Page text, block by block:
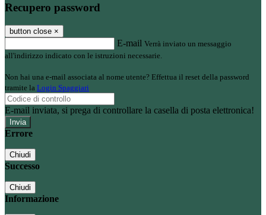
Recupero password
button close ×
E-mail Verrà inviato un messaggio
all'indirizzo indicato con le istruzioni necessarie.
Non hai una e-mail associata al nome utente? Effettua il reset della password
tramite la Login Spaggiari
E-mail inviata, si prega di controllare la casella di posta elettronica!
Errore
Chiudi
Successo
Chiudi
Informazione